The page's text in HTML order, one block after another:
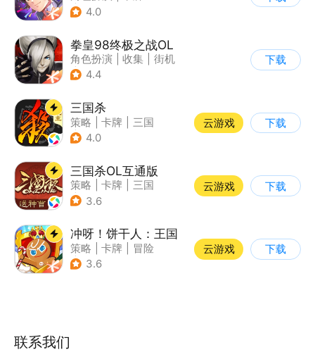
| 动漫改编
4.0
拳皇98终极之战OL
角色扮演 收集
街机
| 拳皇
4.4
下载
三国杀
策略 卡牌
三国
| 三国杀
4.0
云游戏 下载
三国杀OL互通版
策略 卡牌
三国
| 三国杀
3.6
云游戏 下载
冲呀！饼干人：王国
策略 卡牌
冒险
| 卡通
3.6
云游戏 下载
联系我们